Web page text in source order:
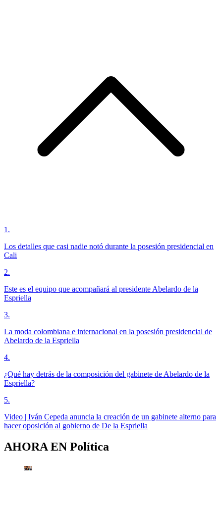
1.
Los detalles que casi nadie notó durante la posesión presidencial en
Cali
2.
Este es el equipo que acompañará al presidente Abelardo de la
Espriella
3.
La moda colombiana e internacional en la posesión presidencial de
Abelardo de la Espriella
4.
¿Qué hay detrás de la composición del gabinete de Abelardo de la
Espriella?
5.
Video | Iván Cepeda anuncia la creación de un gabinete alterno para
hacer oposición al gobierno de De la Espriella
AHORA EN Política